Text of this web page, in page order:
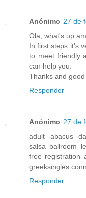
Anónimo 27 de
Ola, what's up
In first steps it's
to meet friendly
can help you.
Thanks and
Responder
Anónimo 27 de
adult abacus
salsa ballroom
free registration
greeksingles
Responder